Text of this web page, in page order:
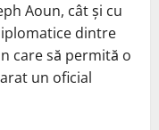
Aoun, cât și cu
dintre
care să permită o
un oficial